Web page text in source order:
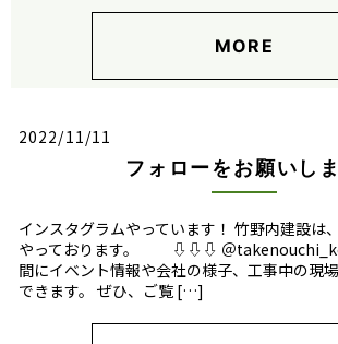
MORE
2022/11/11
フォローをお願いし
インスタグラムやっています！ 竹野内建設は
やっております。 ⇩⇩⇩ ＠
間にイベント情報や会社の様子、工事中の現
できます。 ぜひ、ご覧 […]